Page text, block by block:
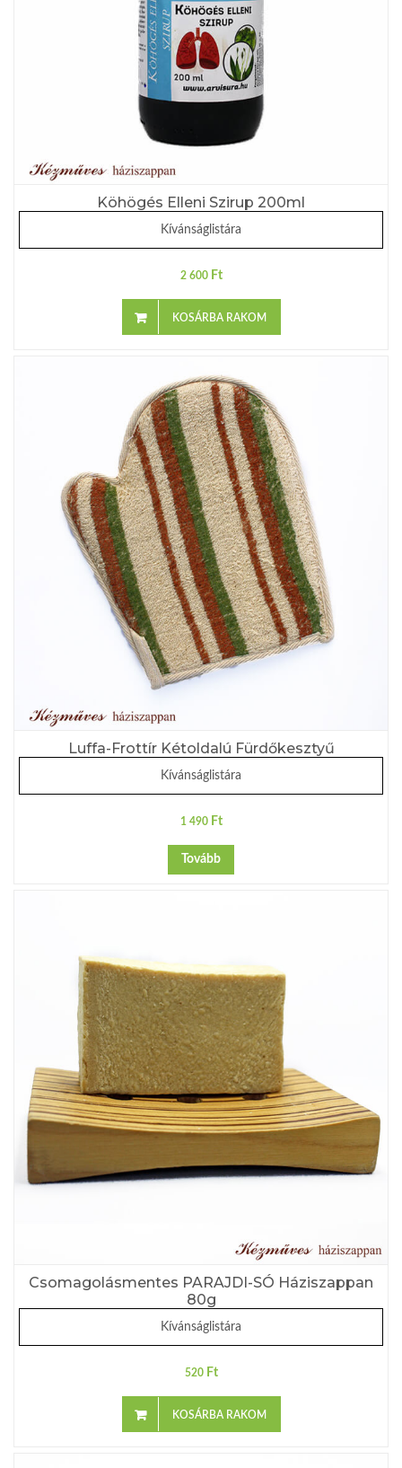
Köhögés Elleni Szirup 200ml
Kívánságlistára
2 600 Ft
KOSÁRBA RAKOM
Luffa-Frottír Kétoldalú Fürdőkesztyű
Kívánságlistára
1 490 Ft
Tovább
Csomagolásmentes PARAJDI-SÓ Háziszappan
80g
Kívánságlistára
520 Ft
KOSÁRBA RAKOM